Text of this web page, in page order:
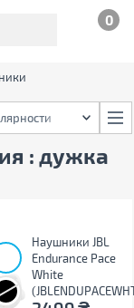
0
: дужка
Наушники JBL
Endurance Pace
White